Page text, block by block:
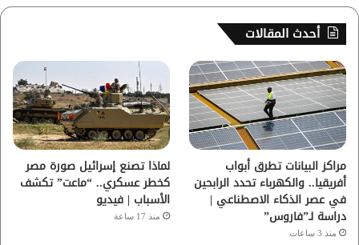
س
ب
و
ك
ر
ي
و
ب
ت
ق
ر
ا
م
أحدث المقالات
مراكز البيانات تطرق أبواب
أفريقيا.. والكهرباء تحدد الرابحين
في عصر الذكاء الاصطناعي |
دراسة لـ”فاروس”
منذ 3 ساعات
لماذا تصنع إسرائيل صورة مصر
كخطر عسكري.. “ماعت” تكشف
الأسباب | فيديو
منذ 17 ساعة